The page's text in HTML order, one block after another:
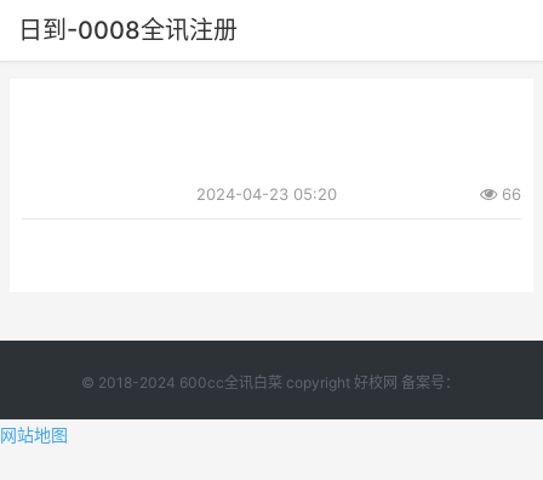
日到-0008全讯注册
2024-04-23 05:20 66
© 2018-2024 600cc全讯白菜 copyright 好校网 备案号：
网站地图